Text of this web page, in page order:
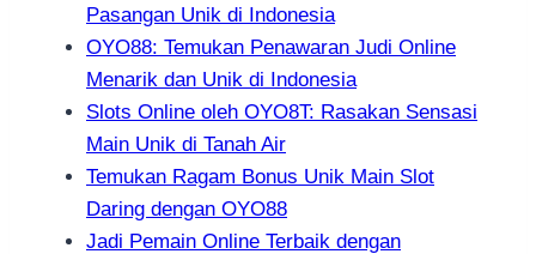
Pasangan Unik di Indonesia
OYO88: Temukan Penawaran Judi Online
Menarik dan Unik di Indonesia
Slots Online oleh OYO8T: Rasakan Sensasi
Main Unik di Tanah Air
Temukan Ragam Bonus Unik Main Slot
Daring dengan OYO88
Jadi Pemain Online Terbaik dengan